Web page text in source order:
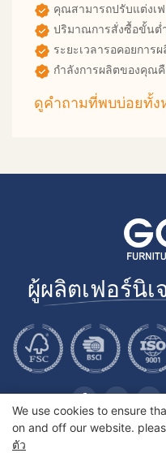
คุณสามารถปรับแต่งเ
ปริมาณการสั่งซื้อขั้นต่
ระยะเวลารอคอยกา
กำลังการผลิตของคุณคื
ดูคำถามที่พบบ่อยทั้
ผู้ผลิตเฟอร์นิ
We use cookies to ensure
on and off our website.
ตัว